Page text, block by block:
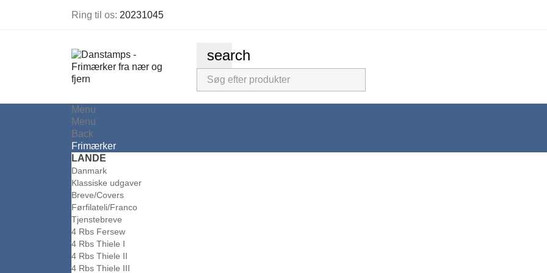
Ring til os: 20231045
search
Menu
Menu
Back
Frimærker
LANDE
Danmark
Klassiske udgaver
Breve/Covers
Førfilateli/Franco
Tjenstebreve
4 Rbs Fersew
4 Rbs Thiele I
4 Rbs Thiele II
4 Rbs Thiele III